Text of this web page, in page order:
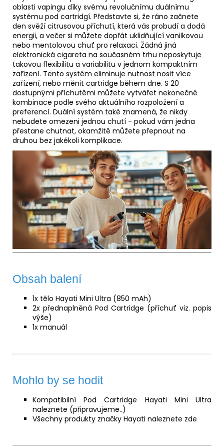
oblasti vapingu díky svému revolučnímu duálnímu
systému pod cartridgí. Představte si, že ráno začnete
den svěží citrusovou příchutí, která vás probudí a dodá
energii, a večer si můžete dopřát uklidňující vanilkovou
nebo mentolovou chuť pro relaxaci. Žádná jiná
elektronická cigareta na současném trhu neposkytuje
takovou flexibilitu a variabilitu v jednom kompaktním
zařízení. Tento systém eliminuje nutnost nosit více
zařízení, nebo měnit cartridge během dne. S 20
dostupnými příchutěmi můžete vytvářet nekonečné
kombinace podle svého aktuálního rozpoložení a
preferencí. Duální systém také znamená, že nikdy
nebudete omezeni jednou chutí - pokud vám jedna
přestane chutnat, okamžitě můžete přepnout na
druhou bez jakékoli komplikace.
Obsah balení
1x tělo Hayati Mini Ultra (850 mAh)
2x přednaplněná Pod Cartridge (příchuť viz. popis
výše)
1x manuál
Mohlo by se hodit
Kompatibilní Pod Cartridge Hayati Mini Ultra
naleznete (připravujeme..)
Všechny produkty značky Hayati naleznete zde